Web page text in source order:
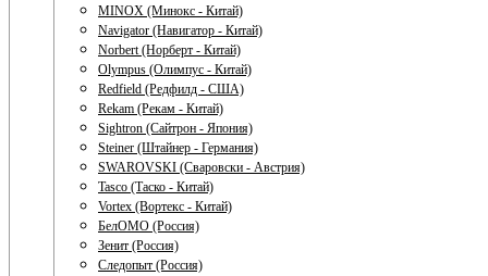
MINOX (Минокс - Китай)
Navigator (Навигатор - Китай)
Norbert (Норберт - Китай)
Olympus (Олимпус - Китай)
Redfield (Редфилд - США)
Rekam (Рекам - Китай)
Sightron (Сайтрон - Япония)
Steiner (Штайнер - Германия)
SWAROVSKI (Сваровски - Австрия)
Tasco (Таско - Китай)
Vortex (Вортекс - Китай)
БелОМО (Россия)
Зенит (Россия)
Следопыт (Россия)